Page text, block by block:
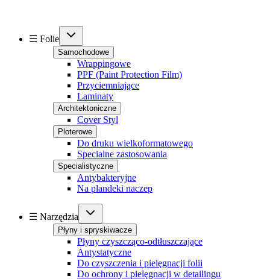
☰ Folie
Samochodowe
Wrappingowe
PPF (Paint Protection Film)
Przyciemniające
Laminaty
Architektoniczne
Cover Styl
Ploterowe
Do druku wielkoformatowego
Specialne zastosowania
Specialistyczne
Antybakteryjne
Na plandeki naczep
☰ Narzędzia
Płyny i spryskiwacze
Płyny czyszcząco-odtłuszczające
Antystatyczne
Do czyszczenia i pielęgnacji folii
Do ochrony i pielęgnacji w detailingu